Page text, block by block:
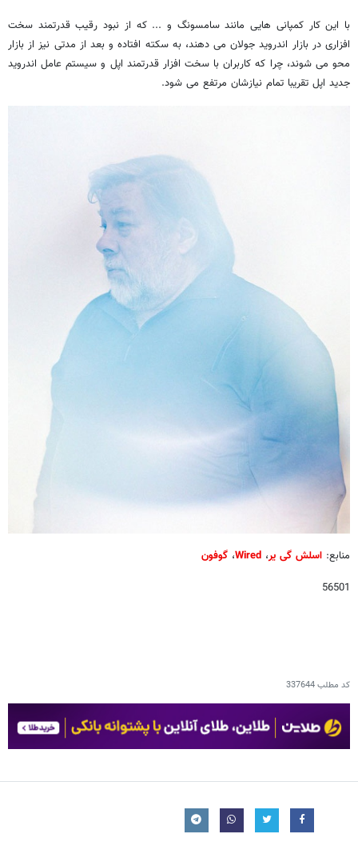
با این کار کمپانی هایی مانند سامسونگ و ... که از نبود رقیب قدرتمند سخت
افزاری در بازار اندروید جولان می دهند، به سکته افتاده و بعد از مدتی نیز از بازار
محو می شوند، چرا که کاربران با سخت افزار قدرتمند اپل و سیستم عامل اندروید
جدید اپل تقریبا تمام نیازشان مرتفع می شود.
منابع: اسلش گی یر، Wired، گوفون
56501
کد مطلب337644